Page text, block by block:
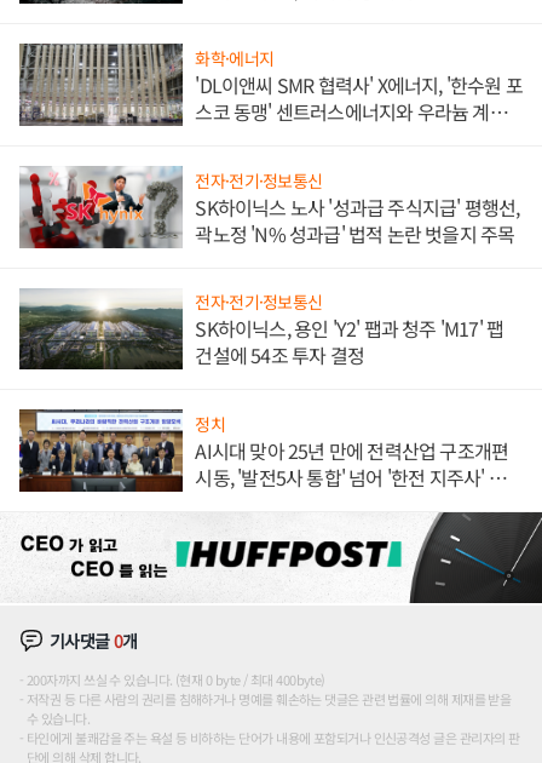
화학·에너지
'DL이앤씨 SMR 협력사' X에너지, '한수원 포
스코 동맹' 센트러스에너지와 우라늄 계약
전자·전기·정보통신
SK하이닉스 노사 '성과급 주식지급' 평행선,
곽노정 'N% 성과급' 법적 논란 벗을지 주목
전자·전기·정보통신
SK하이닉스, 용인 'Y2' 팹과 청주 'M17' 팹
건설에 54조 투자 결정
정치
AI시대 맞아 25년 만에 전력산업 구조개편
시동, '발전5사 통합' 넘어 '한전 지주사' 재편
기사댓글0개
200자까지 쓰실 수 있습니다. (현재 0 byte / 최대 400byte)
저작권 등 다른 사람의 권리를 침해하거나 명예를 훼손하는 댓글은 관련 법률에 의해 제재를 받을
수 있습니다.
타인에게 불쾌감을 주는 욕설 등 비하하는 단어가 내용에 포함되거나 인신공격성 글은 관리자의 판
단에 의해 삭제 합니다.